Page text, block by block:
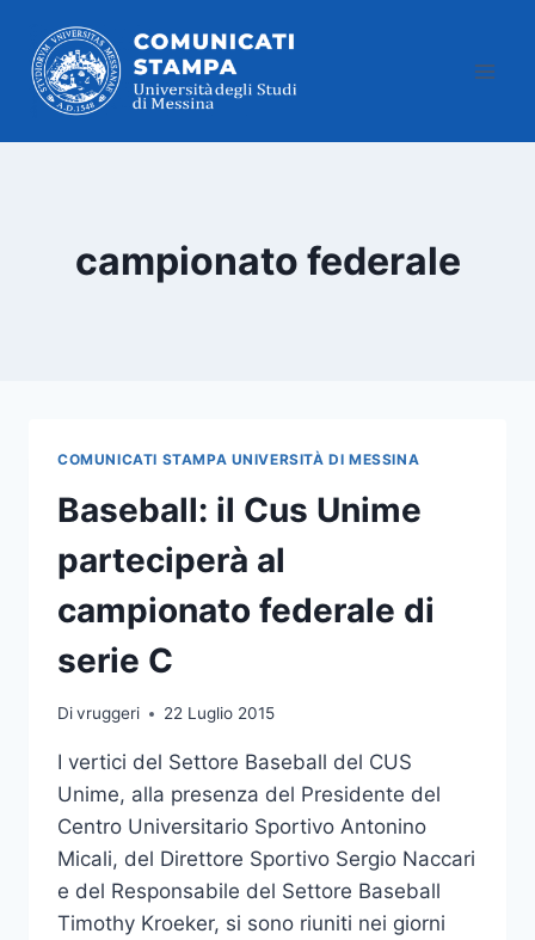
contenuto
campionato federale
COMUNICATI STAMPA UNIVERSITÀ DI MESSINA
Baseball: il Cus Unime
parteciperà al
campionato federale di
serie C
Divruggeri 22 Luglio 2015
I vertici del Settore Baseball del CUS
Unime, alla presenza del Presidente del
Centro Universitario Sportivo Antonino
Micali, del Direttore Sportivo Sergio Naccari
e del Responsabile del Settore Baseball
Timothy Kroeker, si sono riuniti nei giorni